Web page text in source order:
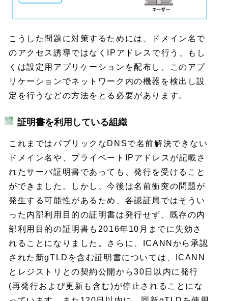
こうした問題に対策するためには、ドメイン名で
のアクセス誘導ではなくIPアドレスで行う、もし
くは設定用アプリケーションを配布し、このアプ
リケーションでネットワーク内の機器を検出し設
定を行うなどの方法をとる必要があります。
証明書を利用している組織
これまではパブリックなDNSで名前解決できない
ドメイン名や、プライベートIPアドレスが記載さ
れたサーバ証明書であっても、発行を受けること
ができました。しかし、今後は名前衝突の問題が
発生する可能性があるため、各認証局ではそうい
った内部利用目的の証明書は発行せず、既存の内
部利用目的の証明書も2016年10月までに失効さ
れることになりました。さらに、ICANNから承認
された新gTLDを含む証明書については、ICANN
とレジストリとの契約公開から30日以内に発行
(再発行および更新も含む)が停止されることにな